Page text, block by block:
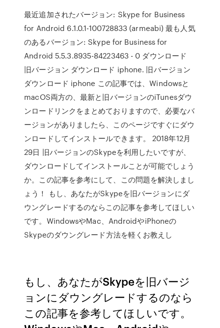
最近追加されたバージョン: Skype for Business
for Android 6.1.0.1-100728833 (armeabi) 最も人気
のあるバージョン: Skype for Business for
Android 5.5.3.8935-84223463 - 0 ダウンロード
旧バージョン ダウンロード iphone. 旧バージョン
ダウンロード iphone この記事では、Windowsと
macOS両方の、最新と旧バージョンのiTunesダウ
ンロードリンクをまとめておりますので、必要なバ
ージョンがありましたら、このページですぐにダウ
ンロードしてインストールできます。 2018年12月
29日 旧バージョンのSkypeを利用したいですが、
ダウンロードしてインストールことが可能でしょう
か。この記事を参考にして、この問題を解決しまし
ょう！ もし、あなたがSkypeを旧バージョンにダ
ウングレードするのならこの記事を参考してほしい
です。WindowsやMac、AndroidやiPhoneの
Skypeのダウングレード方法を軽くお教えし
もし、あなたがSkypeを旧バージ
ョンにダウングレードするのなら
この記事を参考してほしいです。